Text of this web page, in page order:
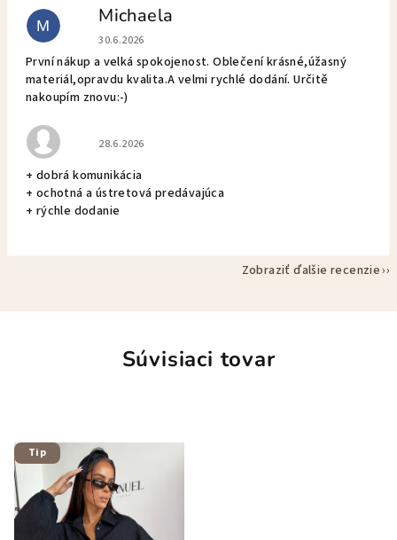
M Michaela
Hodnotenie obchodu je 5 z 5 hviezdičiek.
30.6.2026
První nákup a velká spokojenost. Oblečení krásné,úžasný
materiál,opravdu kvalita.A velmi rychlé dodání. Určitě
nakoupím znovu:-)
Hodnotenie obchodu je 5 z 5 hviezdičiek.
28.6.2026
+ dobrá komunikácia
+ ochotná a ústretová predávajúca
+ rýchle dodanie
Zobraziť ďalšie recenzie
Súvisiaci tovar
Tip